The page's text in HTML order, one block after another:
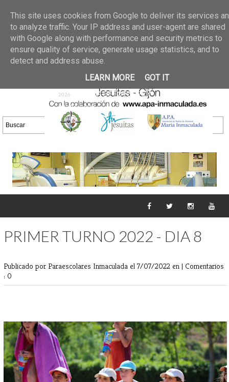
02 jun 2026
GALERIA DE FOTOS
30/05/2026
25 may 2026
GALERIA
DE FOTOS 23/05/2026
20 may
2026
GALERIA DE FOTOS
16/05/2026
DE FOTOS 09/05/2026
28 abr
2026
GALERIA DE FOTOS 25 Y
26/04/2026
PRIMER TURNO 2022 - DIA 8
Publicado por Paraescolares Inmaculada el 7/07/2022 en | Comentarios
: 0
This site uses cookies from Google to deliver its services
to analyze traffic. Your IP address and user-agent are shared
with Google along with performance and security metrics to
ensure quality of service, generate usage statistics, and to
detect and address abuse.
LEARN MORE
GOT IT